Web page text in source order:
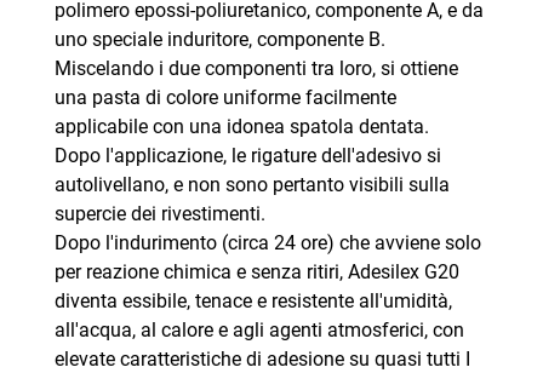
polimero epossi-poliuretanico, componente A, e da
uno speciale induritore, componente B.
Miscelando i due componenti tra loro, si ottiene
una pasta di colore uniforme facilmente
applicabile con una idonea spatola dentata.
Dopo l'applicazione, le rigature dell'adesivo si
autolivellano, e non sono pertanto visibili sulla
supercie dei rivestimenti.
Dopo l'indurimento (circa 24 ore) che avviene solo
per reazione chimica e senza ritiri, Adesilex G20
diventa essibile, tenace e resistente all'umidità,
all'acqua, al calore e agli agenti atmosferici, con
elevate caratteristiche di adesione su quasi tutti I